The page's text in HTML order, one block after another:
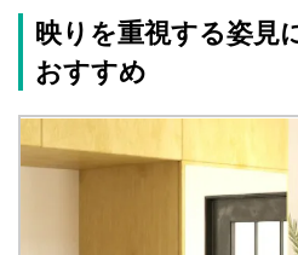
映りを重視する姿見
おすすめ